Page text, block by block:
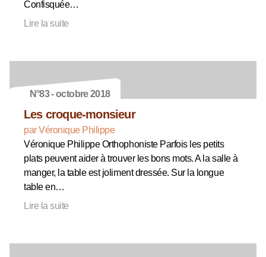
Confisquée…
Lire la suite
N°83 - octobre 2018
Les croque-monsieur
par Véronique Philippe
Véronique Philippe Orthophoniste Parfois les petits
plats peuvent aider à trouver les bons mots. A la salle à
manger, la table est joliment dressée. Sur la longue
table en…
Lire la suite